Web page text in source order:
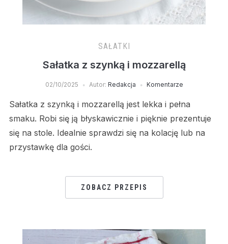
SAŁATKI
Sałatka z szynką i mozzarellą
02/10/2025 Autor: Redakcja Komentarze
Sałatka z szynką i mozzarellą jest lekka i pełna
smaku. Robi się ją błyskawicznie i pięknie prezentuje
się na stole. Idealnie sprawdzi się na kolację lub na
przystawkę dla gości.
ZOBACZ PRZEPIS